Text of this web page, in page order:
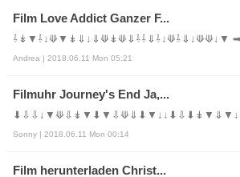
Film Love Addict Ganzer F...
⇩↡▼⇩↓⟱▼↡⇓↓⇓⟱↡⟱⇓⇩⇩⇓⇩↓⟱⇩⇓↓⟱⟱↓▼
Andrea | 2018.06.11 Mon 05:21
Filmuhr Journey's End Ja,...
Sonny | 2018.06.11 Mon 00:14
Film herunterladen Christ...